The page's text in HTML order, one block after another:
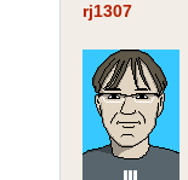
rj1307